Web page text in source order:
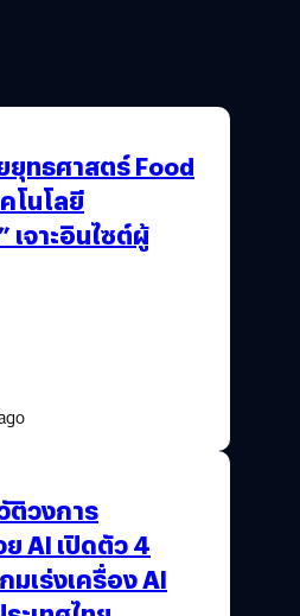
ยุทธศาสตร์ Food
โนโลยี
เจาะอินไซต์ผู้
ติวงการ
AI เปิดตัว 4
มเร่งเครื่อง AI